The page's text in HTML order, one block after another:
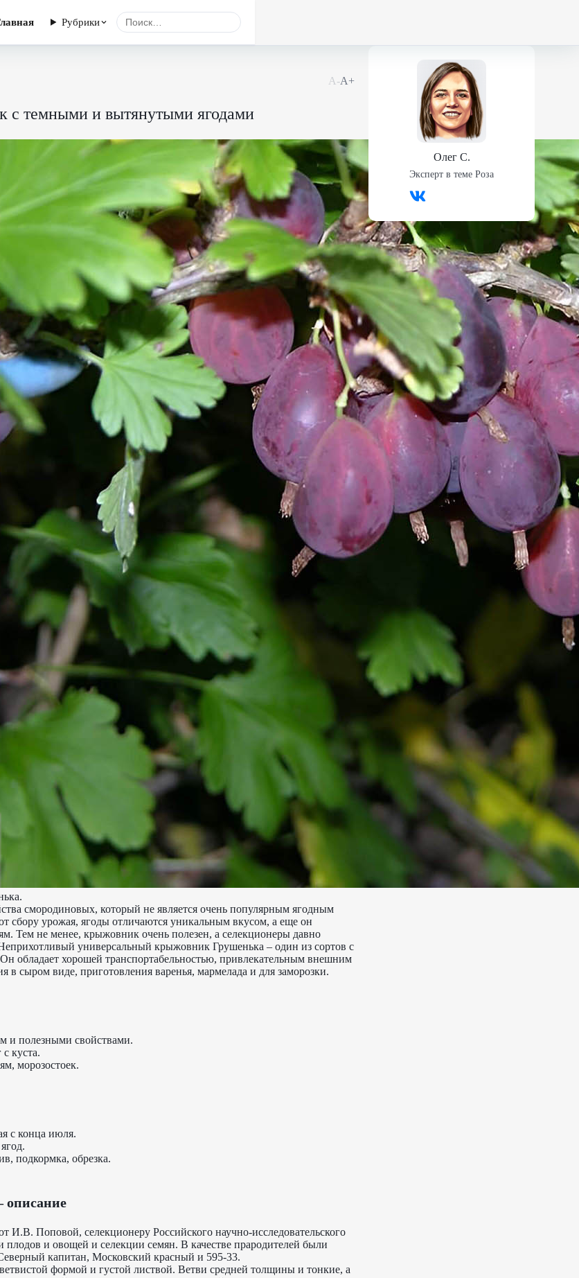
Рубрики
А-А+
с темными и вытянутыми ягодами
смородиновых, который не является очень популярным ягодным
сбору урожая, ягоды отличаются уникальным вкусом, а еще он
Тем не менее, крыжовник очень полезен, а селекционеры давно
универсальный крыжовник Грушенька – один из сортов с
обладает хорошей транспортабельностью, привлекательным внешним
в сыром виде, приготовления варенья, мармелада и для заморозки.
и полезными свойствами.
куста.
морозостоек.
с конца июля.
подкормка, обрезка.
И.В. Поповой, селекционеру Российского научно-исследовательского
плодов и овощей и селекции семян. В качестве прародителей были
капитан, Московский красный и 595-33.
формой и густой листвой. Ветви средней толщины и тонкие, а
Олег С.
Эксперт в теме Роза